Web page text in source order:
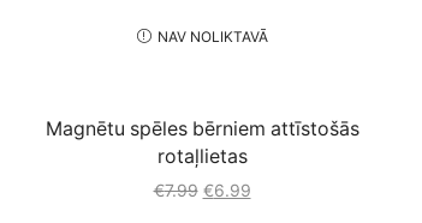
NAV NOLIKTAVĀ
Magnētu spēles bērniem attīstošās
rotaļlietas
€7.99 Original
€6.99